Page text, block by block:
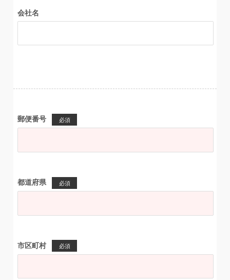
会社名
郵便番号 必須
都道府県 必須
市区町村 必須